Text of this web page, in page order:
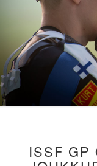
ISSF GP